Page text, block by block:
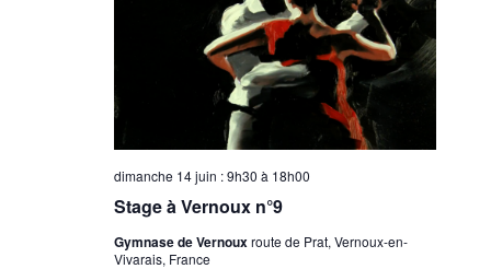
Stage à Vernoux n°9
dimanche 14 juin : 9h30 à 18h00
Gymnase de Vernouxroute de Prat, Vernoux-en-
Vivarais, France